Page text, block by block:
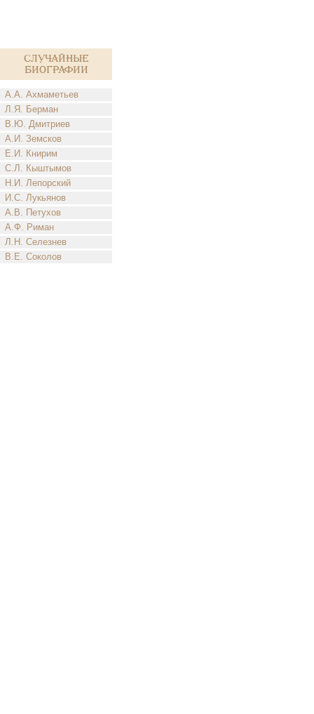
Случайные
биографии
А.А. Ахмаметьев
Л.Я. Берман
В.Ю. Дмитриев
А.И. Земсков
Е.И. Книрим
С.Л. Кыштымов
Н.И. Лепорский
И.С. Лукьянов
А.В. Петухов
А.Ф. Риман
Л.Н. Селезнев
В.Е. Соколов